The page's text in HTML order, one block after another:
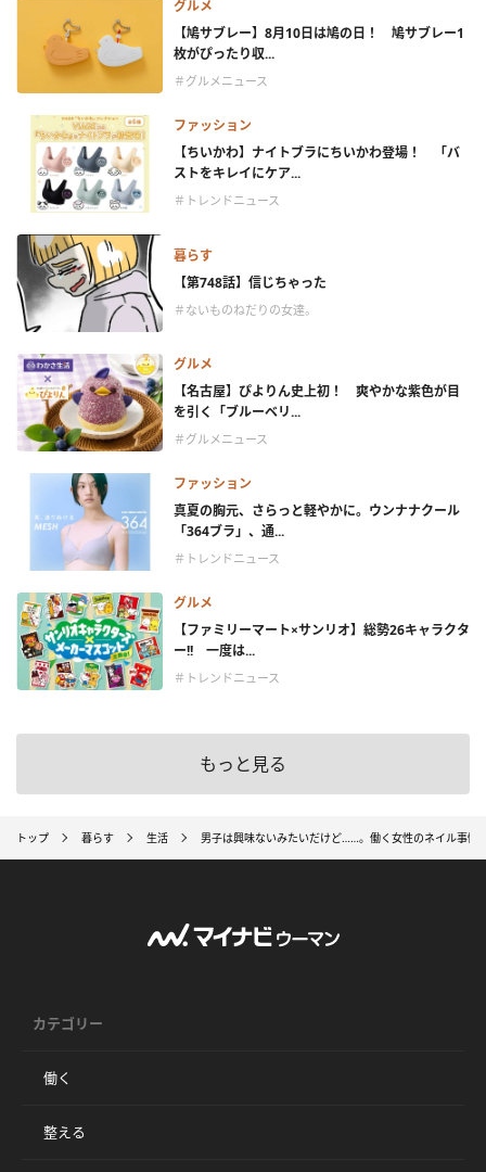
グルメ
【鳩サブレー】8月10日は鳩の日！ 鳩サブレー1
枚がぴったり収...
＃グルメニュース
ファッション
【ちいかわ】ナイトブラにちいかわ登場！ 「バ
ストをキレイにケア...
＃トレンドニュース
暮らす
【第748話】信じちゃった
＃ないものねだりの女達。
グルメ
【名古屋】ぴよりん史上初！ 爽やかな紫色が目
を引く「ブルーベリ...
＃グルメニュース
ファッション
真夏の胸元、さらっと軽やかに。ウンナナクール
「364ブラ」、通...
＃トレンドニュース
グルメ
【ファミリーマート×サンリオ】総勢26キャラクタ
ー!! 一度は...
＃トレンドニュース
もっと見る
トップ 暮らす 生活 男子は興味ないみたいだけど……。働く女性のネイル事情
カテゴリー
働く
整える